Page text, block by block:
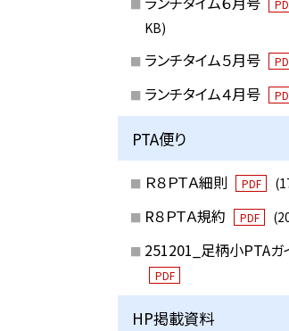
KB)
ランチタイム５月号
ランチタイム４月号
PTA便り
Ｒ８ＰＴＡ細則 PDF
R８ＰＴＡ規約 PDF
251201_足柄小PTAガ
PDF
HP掲載資料